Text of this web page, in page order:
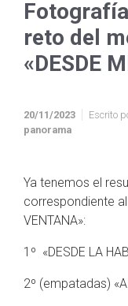
reto del
«DESDE
20/11/2023
Escrito
panorama
Ya tenemos el
correspondiente
VENTANA»:
1º «DESDE LA
2º (empatadas)